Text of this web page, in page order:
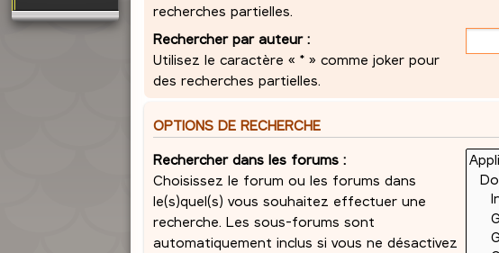
recherches partielles.
Rechercher par auteur :
Utilisez le caractère « * » comme joker pour
des recherches partielles.
OPTIONS DE RECHERCHE
Rechercher dans les forums :
Choisissez le forum ou les forums dans
le(s)quel(s) vous souhaitez effectuer une
recherche. Les sous-forums sont
automatiquement inclus si vous ne désactivez